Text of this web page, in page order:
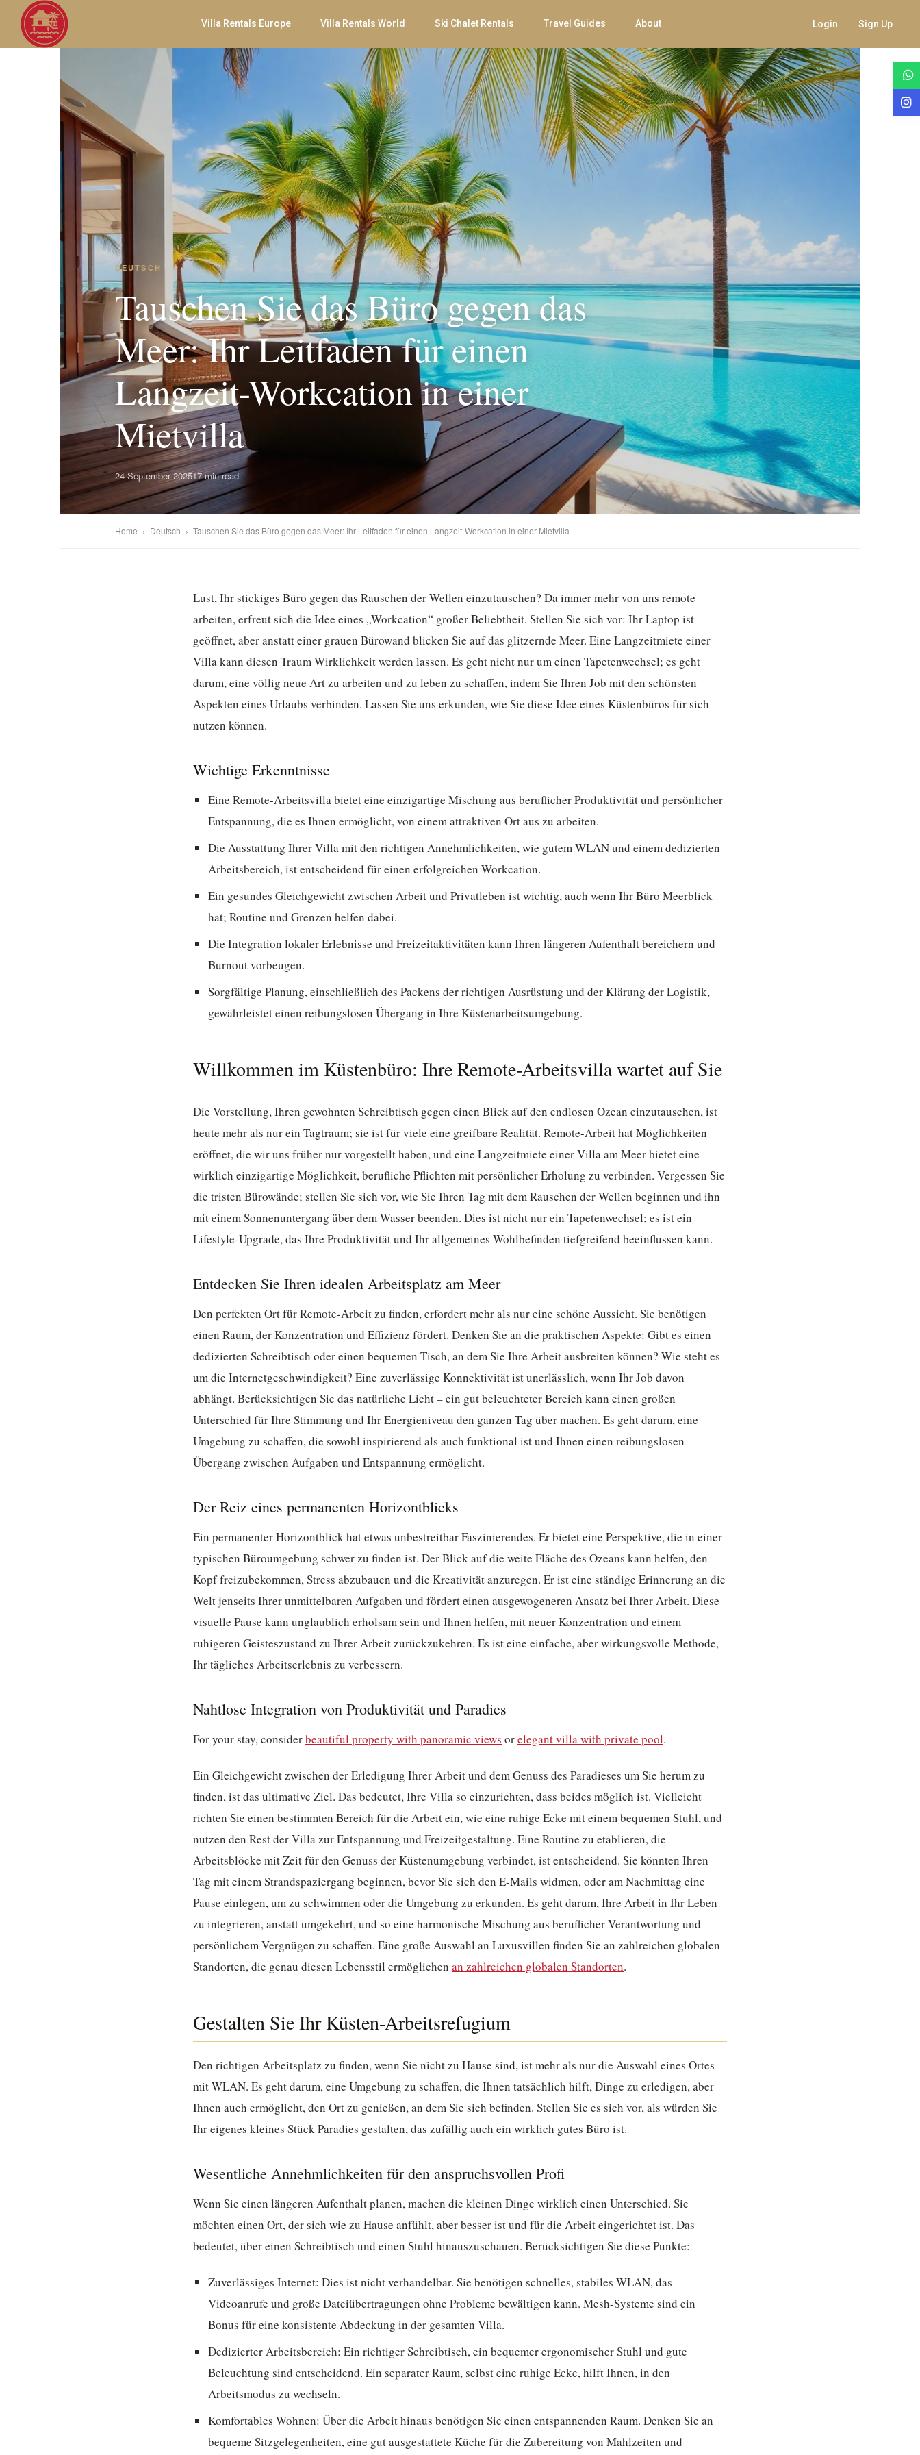
Villa Rentals Europe Villa Rentals World Ski Chalet Rentals Travel Guides About Login Sign Up
DEUTSCH
Tauschen Sie das Büro gegen das
Meer: Ihr Leitfaden für einen
Langzeit-Workcation in einer
Mietvilla
24 September 202517 min read
Home › Deutsch › Tauschen Sie das Büro gegen das Meer: Ihr Leitfaden für einen Langzeit-Workcation in einer Mietvilla
Lust, Ihr stickiges Büro gegen das Rauschen der Wellen einzutauschen? Da immer mehr von uns remote
arbeiten, erfreut sich die Idee eines „Workcation“ großer Beliebtheit. Stellen Sie sich vor: Ihr Laptop ist
geöffnet, aber anstatt einer grauen Bürowand blicken Sie auf das glitzernde Meer. Eine Langzeitmiete einer
Villa kann diesen Traum Wirklichkeit werden lassen. Es geht nicht nur um einen Tapetenwechsel; es geht
darum, eine völlig neue Art zu arbeiten und zu leben zu schaffen, indem Sie Ihren Job mit den schönsten
Aspekten eines Urlaubs verbinden. Lassen Sie uns erkunden, wie Sie diese Idee eines Küstenbüros für sich
nutzen können.
Wichtige Erkenntnisse
Eine Remote-Arbeitsvilla bietet eine einzigartige Mischung aus beruflicher Produktivität und persönlicher
Entspannung, die es Ihnen ermöglicht, von einem attraktiven Ort aus zu arbeiten.
Die Ausstattung Ihrer Villa mit den richtigen Annehmlichkeiten, wie gutem WLAN und einem dedizierten
Arbeitsbereich, ist entscheidend für einen erfolgreichen Workcation.
Ein gesundes Gleichgewicht zwischen Arbeit und Privatleben ist wichtig, auch wenn Ihr Büro Meerblick
hat; Routine und Grenzen helfen dabei.
Die Integration lokaler Erlebnisse und Freizeitaktivitäten kann Ihren längeren Aufenthalt bereichern und
Burnout vorbeugen.
Sorgfältige Planung, einschließlich des Packens der richtigen Ausrüstung und der Klärung der Logistik,
gewährleistet einen reibungslosen Übergang in Ihre Küstenarbeitsumgebung.
Willkommen im Küstenbüro: Ihre Remote-Arbeitsvilla wartet auf Sie
Die Vorstellung, Ihren gewohnten Schreibtisch gegen einen Blick auf den endlosen Ozean einzutauschen, ist
heute mehr als nur ein Tagtraum; sie ist für viele eine greifbare Realität. Remote-Arbeit hat Möglichkeiten
eröffnet, die wir uns früher nur vorgestellt haben, und eine Langzeitmiete einer Villa am Meer bietet eine
wirklich einzigartige Möglichkeit, berufliche Pflichten mit persönlicher Erholung zu verbinden. Vergessen Sie
die tristen Bürowände; stellen Sie sich vor, wie Sie Ihren Tag mit dem Rauschen der Wellen beginnen und ihn
mit einem Sonnenuntergang über dem Wasser beenden. Dies ist nicht nur ein Tapetenwechsel; es ist ein
Lifestyle-Upgrade, das Ihre Produktivität und Ihr allgemeines Wohlbefinden tiefgreifend beeinflussen kann.
Entdecken Sie Ihren idealen Arbeitsplatz am Meer
Den perfekten Ort für Remote-Arbeit zu finden, erfordert mehr als nur eine schöne Aussicht. Sie benötigen
einen Raum, der Konzentration und Effizienz fördert. Denken Sie an die praktischen Aspekte: Gibt es einen
dedizierten Schreibtisch oder einen bequemen Tisch, an dem Sie Ihre Arbeit ausbreiten können? Wie steht es
um die Internetgeschwindigkeit? Eine zuverlässige Konnektivität ist unerlässlich, wenn Ihr Job davon
abhängt. Berücksichtigen Sie das natürliche Licht – ein gut beleuchteter Bereich kann einen großen
Unterschied für Ihre Stimmung und Ihr Energieniveau den ganzen Tag über machen. Es geht darum, eine
Umgebung zu schaffen, die sowohl inspirierend als auch funktional ist und Ihnen einen reibungslosen
Übergang zwischen Aufgaben und Entspannung ermöglicht.
Der Reiz eines permanenten Horizontblicks
Ein permanenter Horizontblick hat etwas unbestreitbar Faszinierendes. Er bietet eine Perspektive, die in einer
typischen Büroumgebung schwer zu finden ist. Der Blick auf die weite Fläche des Ozeans kann helfen, den
Kopf freizubekommen, Stress abzubauen und die Kreativität anzuregen. Er ist eine ständige Erinnerung an die
Welt jenseits Ihrer unmittelbaren Aufgaben und fördert einen ausgewogeneren Ansatz bei Ihrer Arbeit. Diese
visuelle Pause kann unglaublich erholsam sein und Ihnen helfen, mit neuer Konzentration und einem
ruhigeren Geisteszustand zu Ihrer Arbeit zurückzukehren. Es ist eine einfache, aber wirkungsvolle Methode,
Ihr tägliches Arbeitserlebnis zu verbessern.
Nahtlose Integration von Produktivität und Paradies
For your stay, considerbeautiful property with panoramic views orelegant villa with private pool.
Ein Gleichgewicht zwischen der Erledigung Ihrer Arbeit und dem Genuss des Paradieses um Sie herum zu
finden, ist das ultimative Ziel. Das bedeutet, Ihre Villa so einzurichten, dass beides möglich ist. Vielleicht
richten Sie einen bestimmten Bereich für die Arbeit ein, wie eine ruhige Ecke mit einem bequemen Stuhl, und
nutzen den Rest der Villa zur Entspannung und Freizeitgestaltung. Eine Routine zu etablieren, die
Arbeitsblöcke mit Zeit für den Genuss der Küstenumgebung verbindet, ist entscheidend. Sie könnten Ihren
Tag mit einem Strandspaziergang beginnen, bevor Sie sich den E-Mails widmen, oder am Nachmittag eine
Pause einlegen, um zu schwimmen oder die Umgebung zu erkunden. Es geht darum, Ihre Arbeit in Ihr Leben
zu integrieren, anstatt umgekehrt, und so eine harmonische Mischung aus beruflicher Verantwortung und
persönlichem Vergnügen zu schaffen. Eine große Auswahl an Luxusvillen finden Sie an zahlreichen globalen
Standorten, die genau diesen Lebensstil ermöglichen an zahlreichen globalen Standorten.
Gestalten Sie Ihr Küsten-Arbeitsrefugium
Den richtigen Arbeitsplatz zu finden, wenn Sie nicht zu Hause sind, ist mehr als nur die Auswahl eines Ortes
mit WLAN. Es geht darum, eine Umgebung zu schaffen, die Ihnen tatsächlich hilft, Dinge zu erledigen, aber
Ihnen auch ermöglicht, den Ort zu genießen, an dem Sie sich befinden. Stellen Sie es sich vor, als würden Sie
Ihr eigenes kleines Stück Paradies gestalten, das zufällig auch ein wirklich gutes Büro ist.
Wesentliche Annehmlichkeiten für den anspruchsvollen Profi
Wenn Sie einen längeren Aufenthalt planen, machen die kleinen Dinge wirklich einen Unterschied. Sie
möchten einen Ort, der sich wie zu Hause anfühlt, aber besser ist und für die Arbeit eingerichtet ist. Das
bedeutet, über einen Schreibtisch und einen Stuhl hinauszuschauen. Berücksichtigen Sie diese Punkte:
Zuverlässiges Internet: Dies ist nicht verhandelbar. Sie benötigen schnelles, stabiles WLAN, das
Videoanrufe und große Dateiübertragungen ohne Probleme bewältigen kann. Mesh-Systeme sind ein
Bonus für eine konsistente Abdeckung in der gesamten Villa.
Dedizierter Arbeitsbereich: Ein richtiger Schreibtisch, ein bequemer ergonomischer Stuhl und gute
Beleuchtung sind entscheidend. Ein separater Raum, selbst eine ruhige Ecke, hilft Ihnen, in den
Arbeitsmodus zu wechseln.
Komfortables Wohnen: Über die Arbeit hinaus benötigen Sie einen entspannenden Raum. Denken Sie an
bequeme Sitzgelegenheiten, eine gut ausgestattete Küche für die Zubereitung von Mahlzeiten und